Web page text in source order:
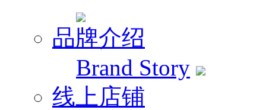
品牌介绍
Brand Story
线上店铺